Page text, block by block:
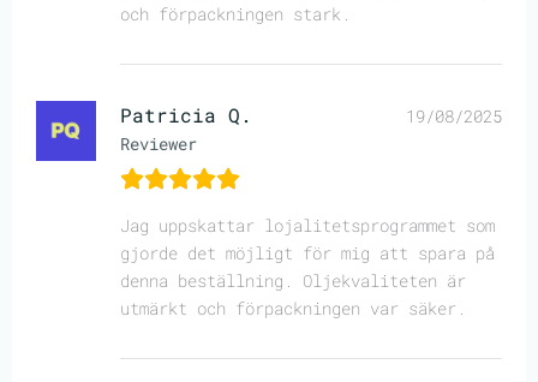
och förpackningen stark.
Patricia Q.
Reviewer
19/08/2025
Jag uppskattar lojalitetsprogrammet som
gjorde det möjligt för mig att spara på
denna beställning. Oljekvaliteten är
utmärkt och förpackningen var säker.